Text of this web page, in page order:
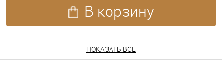
В корзину
ПОКАЗАТЬ ЕЩЕ
ПОКАЗАТЬ ВСЕ